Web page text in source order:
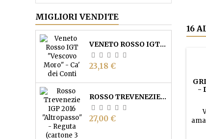
MIGLIORI VENDITE
VENETO ROSSO IGT "VESCOVO MORO" - CA' DEI CONTI
Prezzo
23,18 €
ROSSO TREVENEZIE IGP "ALTROPASSO" - REGUTA (CARTONE 3 BOTTIGLIE)
Prezzo
27,00 €
16
-